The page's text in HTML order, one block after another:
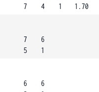
7
4
1
1.70
7
5
6
1
6
6